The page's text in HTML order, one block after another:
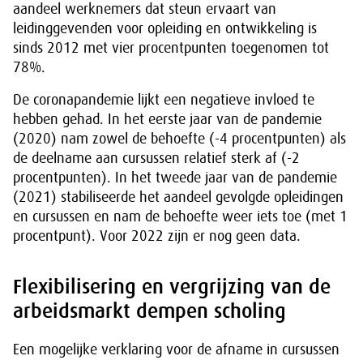
aandeel werknemers dat steun ervaart van
leidinggevenden voor opleiding en ontwikkeling is
sinds 2012 met vier procentpunten toegenomen tot
78%.
De coronapandemie lijkt een negatieve invloed te
hebben gehad. In het eerste jaar van de pandemie
(2020) nam zowel de behoefte (-4 procentpunten) als
de deelname aan cursussen relatief sterk af (-2
procentpunten). In het tweede jaar van de pandemie
(2021) stabiliseerde het aandeel gevolgde opleidingen
en cursussen en nam de behoefte weer iets toe (met 1
procentpunt). Voor 2022 zijn er nog geen data.
Flexibilisering en vergrijzing van de
arbeidsmarkt dempen scholing
Een mogelijke verklaring voor de afname in cursussen